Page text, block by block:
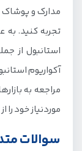
مدارک و پوشاک
تجربه کنید.
استانبول از
آکواریوم
مراجعه به
موردنیاز خود را
سوالات